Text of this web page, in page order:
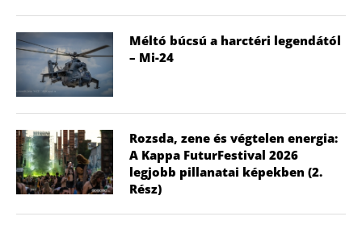
Méltó búcsú a harctéri legendától
– Mi-24
Rozsda, zene és végtelen energia:
A Kappa FuturFestival 2026
legjobb pillanatai képekben (2.
Rész)